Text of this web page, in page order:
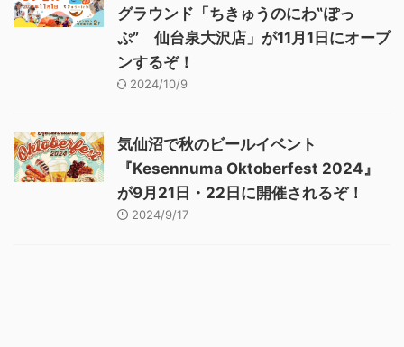
グラウンド「ちきゅうのにわ‟ぽっ
ぷ” 仙台泉大沢店」が11月1日にオープ
ンするぞ！
2024/10/9
気仙沼で秋のビールイベント
『Kesennuma Oktoberfest 2024』
が9月21日・22日に開催されるぞ！
2024/9/17